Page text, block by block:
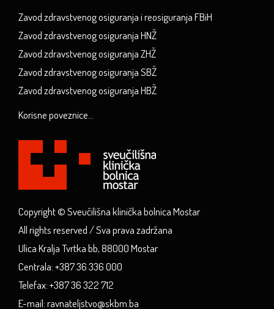
Zavod zdravstvenog osiguranja i reosiguranja FBiH
Zavod zdravstvenog osiguranja HNŽ
Zavod zdravstvenog osiguranja ZHŽ
Zavod zdravstvenog osiguranja SBŽ
Zavod zdravstvenog osiguranja HBŽ
Korisne poveznice...
Copyright © Sveučilišna klinička bolnica Mostar
All rights reserved / Sva prava zadržana
Ulica Kralja Tvrtka bb, 88000 Mostar
Centrala: +387 36 336 000
Telefax: +387 36 322 712
E-mail: ravnateljstvo@skbm.ba